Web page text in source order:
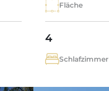
Fläche
4
Schlafzimmer